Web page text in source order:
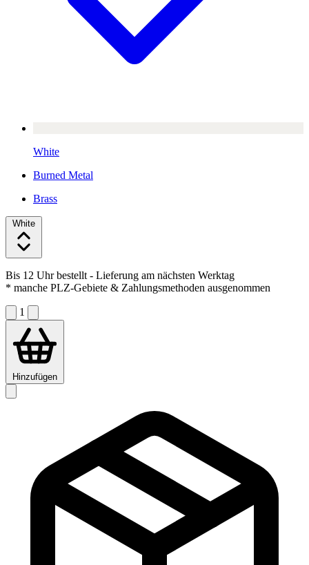
White
Burned Metal
Brass
White
Bis 12 Uhr bestellt - Lieferung am nächsten Werktag
* manche PLZ-Gebiete & Zahlungsmethoden ausgenommen
1
Hinzufügen